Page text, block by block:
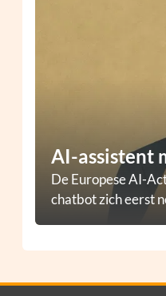
AI-assistent
De Europese AI-
chatbot zich eerst